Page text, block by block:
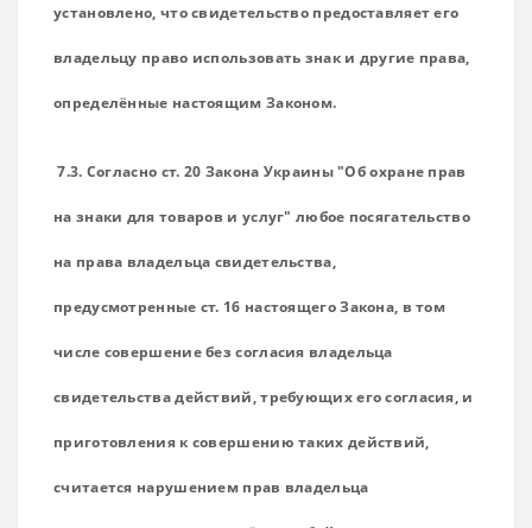
установлено, что свидетельство предоставляет его
владельцу право использовать знак и другие права,
определённые настоящим Законом.
7.3. Согласно ст. 20 Закона Украины "Об охране прав
на знаки для товаров и услуг" любое посягательство
на права владельца свидетельства,
предусмотренные ст. 16 настоящего Закона, в том
числе совершение без согласия владельца
свидетельства действий, требующих его согласия, и
приготовления к совершению таких действий,
считается нарушением прав владельца